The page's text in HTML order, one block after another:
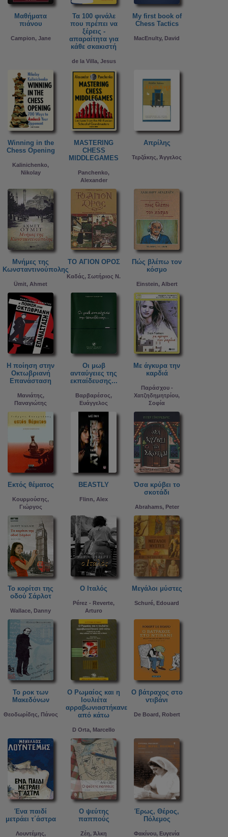
Μαθήματα
πιάνου
Campion, Jane
Τα 100 φινάλε
που πρέπει να
ξέρεις -
απαραίτητα για
κάθε σκακιστή
de la Villa, Jesus
My first book of
Chess Tactics
MacEnulty, David
Winning in the
Chess Opening
Kalinichenko,
Nikolay
MASTERING
CHESS
MIDDLEGAMES
Panchenko,
Alexander
Απρίλης
Τερζάκης, Άγγελος
Μνήμες της
Κωνσταντινούπολης
Ümit, Ahmet
ΤΟ ΑΓΙΟΝ ΟΡΟΣ
Καδάς, Σωτήριος Ν.
Πώς βλέπω τον
κόσμο
Einstein, Albert
Η ποίηση στην
Οκτωβριανή
Επανάσταση
Μανιάτης,
Παναγιώτης
Οι μωβ
ανταύγειες της
εκπαίδευσης...
Βαρβαρέσος,
Ευάγγελος
Με άγκυρα την
καρδιά
Παράσχου -
Χατζηδημητρίου,
Σοφία
Εκτός θέματος
Κουρμούσης,
Γιώργος
BEASTLY
Flinn, Alex
Όσα κρύβει το
σκοτάδι
Abrahams, Peter
Το κορίτσι της
οδού Σάρλοτ
Wallace, Danny
Ο Ιταλός
Pérez - Reverte,
Arturo
Μεγάλοι μύστες
Schuré, Edouard
Το ροκ των
Μακεδόνων
Θεοδωρίδης, Πάνος
Ο Ρωμαίος και η
Ιουλιέτα
αρραβωνιαστήκανε
από κάτω
D Orta, Marcello
Ο βάτραχος στο
ντιβάνι
De Board, Robert
Ένα παιδί
μετράει τ΄άστρα
Λουντέμης,
Ο ψεύτης
παππούς
Ζέη, Άλκη
Έρως, Θέρος,
Πόλεμος
Φακίνου, Ευγενία